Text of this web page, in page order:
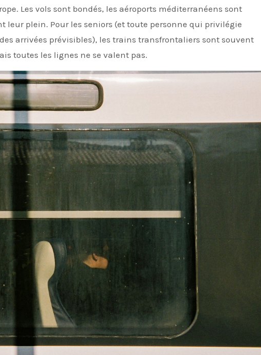
leur plein. Pour les seniors (et toute personne qui privilégie
arrivées prévisibles), les trains transfrontaliers sont souvent
toutes les lignes ne se valent pas.